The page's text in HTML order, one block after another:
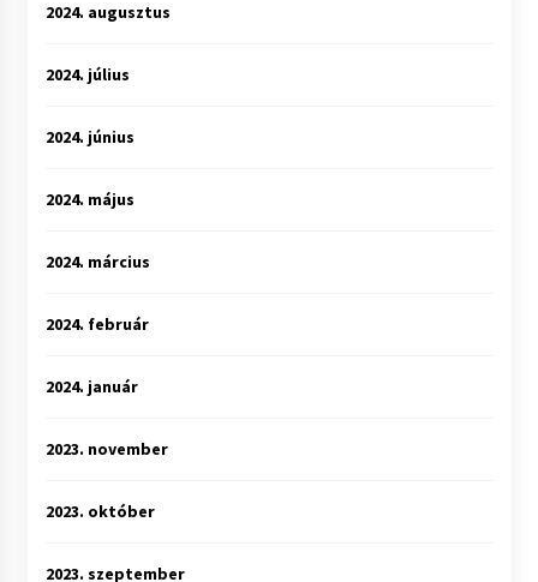
2024. augusztus
2024. július
2024. június
2024. május
2024. március
2024. február
2024. január
2023. november
2023. október
2023. szeptember